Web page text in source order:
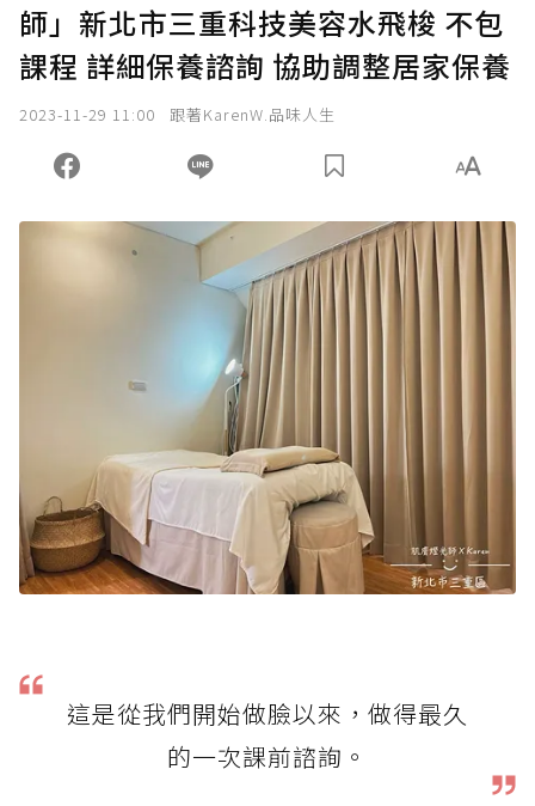
師」新北市三重科技美容水飛梭 不包
課程 詳細保養諮詢 協助調整居家保養
2023-11-29 11:00 跟著KarenW.品味人生
這是從我們開始做臉以來，做得最久
的一次課前諮詢。